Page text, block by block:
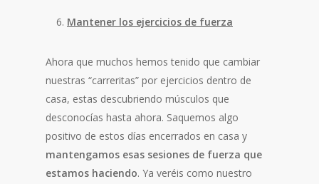
Mantener los ejercicios de fuerza
Ahora que muchos hemos tenido que cambiar
nuestras “carreritas” por ejercicios dentro de
casa, estas descubriendo músculos que
desconocías hasta ahora. Saquemos algo
positivo de estos días encerrados en casa y
mantengamos esas sesiones de fuerza que
estamos haciendo. Ya veréis como nuestro